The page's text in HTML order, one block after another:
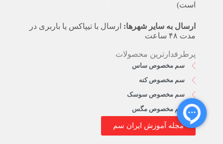
است)
ارسال به سایر شهرها: ارسال با تیپاکس یا باربری در
مدت ۴۸ ساعت
پرطرفدارترین محصولات
سم مخصوص ساس
سم مخصوص کنه
سم مخصوص سوسک
سم مخصوص مگس
مجله آموزش ایران سم